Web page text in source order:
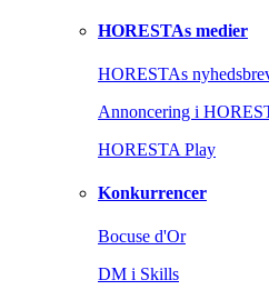
HORESTAs medier
HORESTAs
Annoncering i
HORESTA Play
Konkurrencer
Bocuse d'Or
DM i Skills